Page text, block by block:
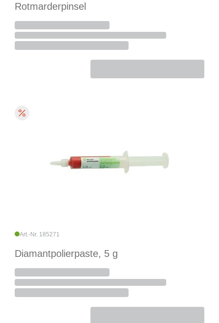
Rotmarderpinsel
Art.-Nr. 185271
Diamantpolierpaste, 5 g